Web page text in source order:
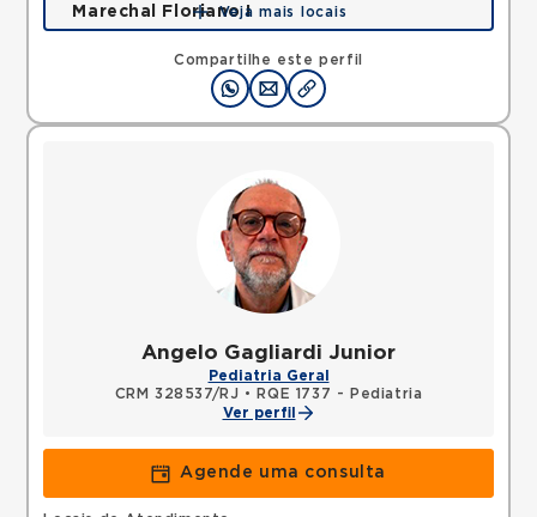
Compartilhe este perfil
Marechal Floriano I
Rua Silva Fernandes, Parque Duque Caxias, Duque
de Caxias, RJ, 25085015 •
Mapa
Veja mais locais
Angelo Gagliardi Junior
Pediatria Geral
CRM 328537/RJ •
RQE 1737 - Pediatria
Ver perfil
Agende uma consulta